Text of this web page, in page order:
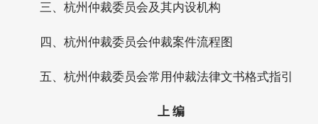
三、杭州仲裁委员会及其内设机构
四、杭州仲裁委员会仲裁案件流程图
五、杭州仲裁委员会常用仲裁法律文书格式指引
上 编